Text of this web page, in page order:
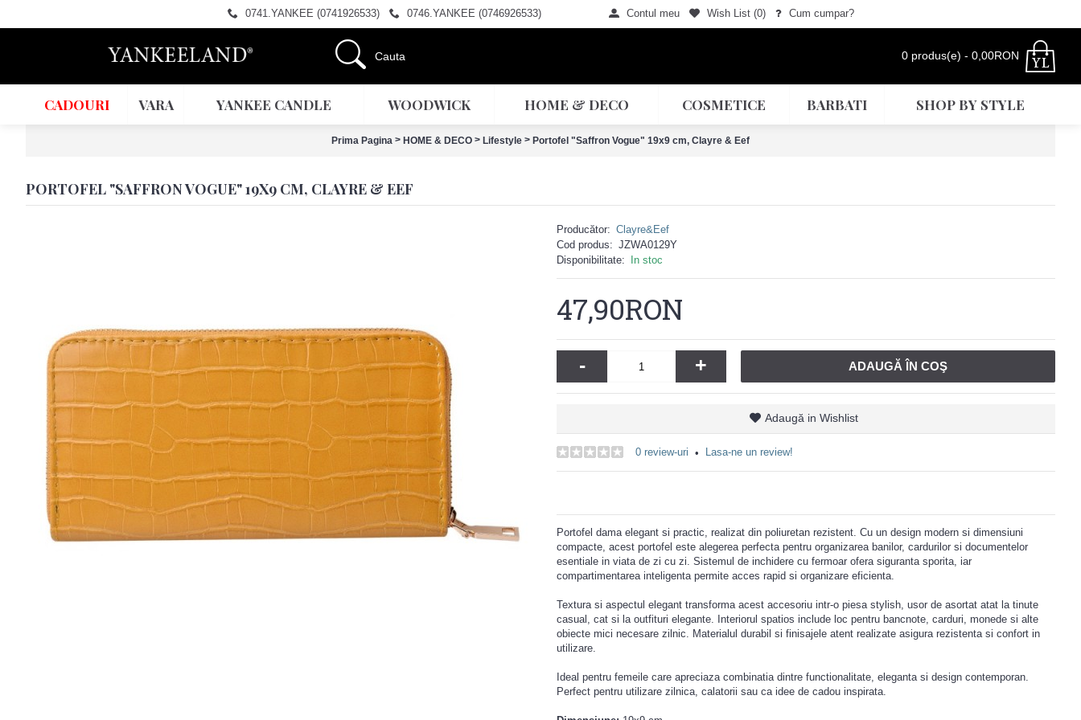
0741.YANKEE (0741926533) 0746.YANKEE (0746926533) Contul meu Wish List (0) Cum cumpar?
0 produs(e) - 0,00RON
CADOURI VARA YANKEE CANDLE WOODWICK HOME & DECO COSMETICE BARBATI SHOP BY STYLE
Prima Pagina > HOME & DECO > Lifestyle > Portofel "Saffron Vogue" 19x9 cm, Clayre & Eef
PORTOFEL "SAFFRON VOGUE" 19X9 CM, CLAYRE & EEF
Producător: Clayre&Eef
Cod produs: JZWA0129Y
Disponibilitate:
In stoc
47,90RON
- + ADAUGĂ ÎN COŞ
Adaugă in Wishlist
0 review-uri • Lasa-ne un review!
Portofel dama elegant si practic, realizat din poliuretan rezistent. Cu un design modern si dimensiuni
compacte, acest portofel este alegerea perfecta pentru organizarea banilor, cardurilor si documentelor
esentiale in viata de zi cu zi. Sistemul de inchidere cu fermoar ofera siguranta sporita, iar
compartimentarea inteligenta permite acces rapid si organizare eficienta.
Textura si aspectul elegant transforma acest accesoriu intr-o piesa stylish, usor de asortat atat la tinute
casual, cat si la outfituri elegante. Interiorul spatios include loc pentru bancnote, carduri, monede si alte
obiecte mici necesare zilnic. Materialul durabil si finisajele atent realizate asigura rezistenta si confort in
utilizare.
Ideal pentru femeile care apreciaza combinatia dintre functionalitate, eleganta si design contemporan.
Perfect pentru utilizare zilnica, calatorii sau ca idee de cadou inspirata.